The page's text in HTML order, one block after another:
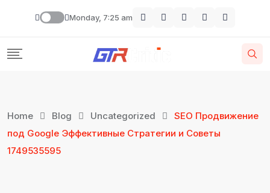
Monday, 7:25 am
Home Blog Uncategorized
SEO Продвижение
под Google Эффективные Стратегии и Советы
1749535595